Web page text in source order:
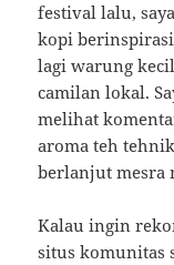
festival lalu,
kopi
lagi warung
camilan lokal.
melihat
aroma teh
berlanjut mesra
Kalau ingin
situs komunitas